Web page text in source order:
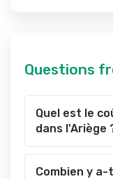
Questions
Quel est le
dans l'Ariège
Combien y